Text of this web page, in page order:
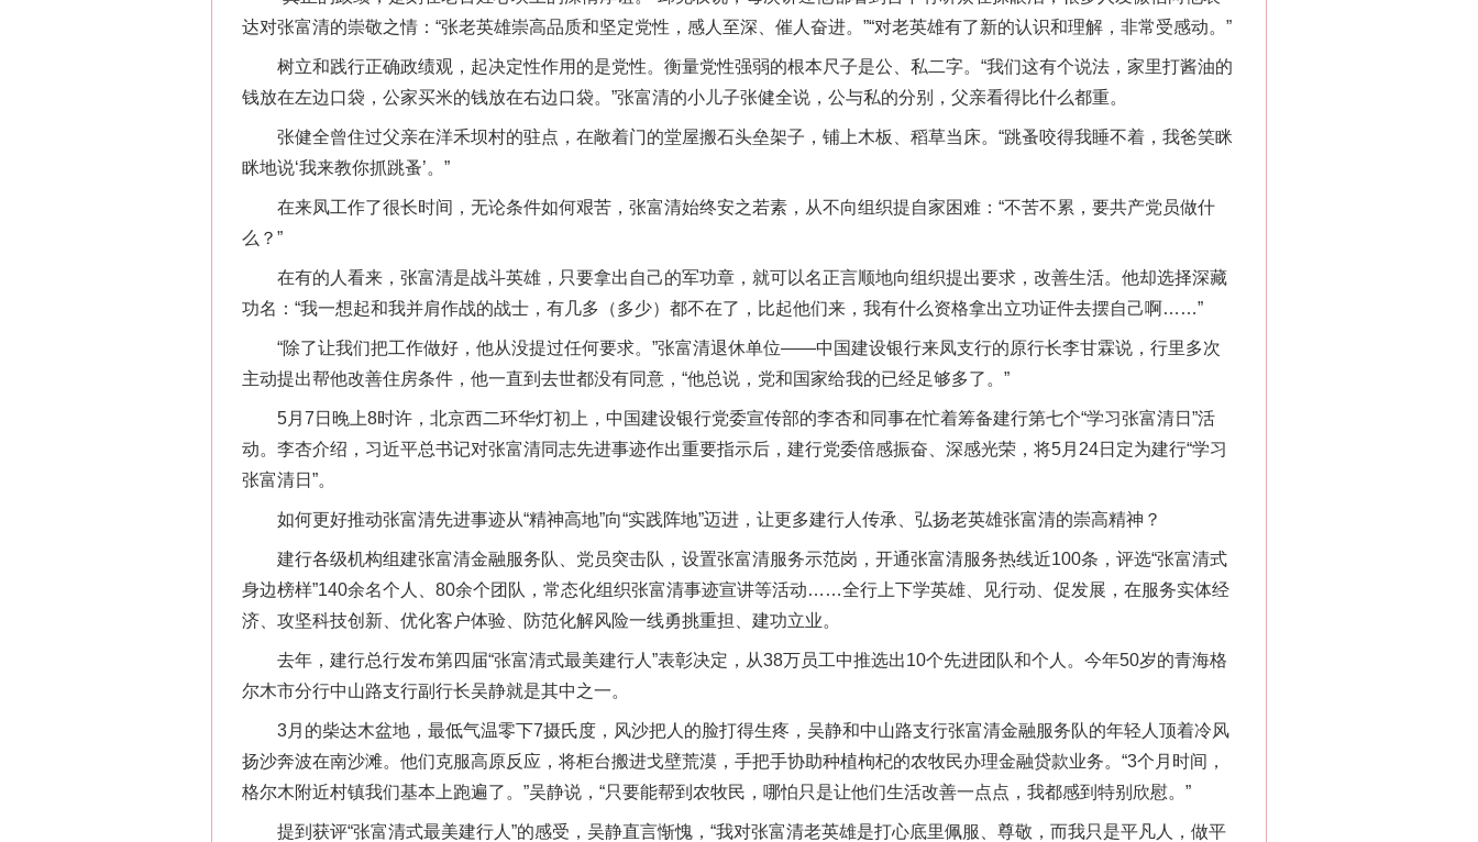
达对张富清的崇敬之情：“张老英雄崇高品质和坚定党性，感人至深、催人奋进。”“对老英雄有了新的认识和理解，非常受感动。”
树立和践行正确政绩观，起决定性作用的是党性。衡量党性强弱的根本尺子是公、私二字。“我们这有个说法，家里打酱油的
钱放在左边口袋，公家买米的钱放在右边口袋。”张富清的小儿子张健全说，公与私的分别，父亲看得比什么都重。
张健全曾住过父亲在洋禾坝村的驻点，在敞着门的堂屋搬石头垒架子，铺上木板、稻草当床。“跳蚤咬得我睡不着，我爸笑眯
眯地说‘我来教你抓跳蚤’。”
在来凤工作了很长时间，无论条件如何艰苦，张富清始终安之若素，从不向组织提自家困难：“不苦不累，要共产党员做什
么？”
在有的人看来，张富清是战斗英雄，只要拿出自己的军功章，就可以名正言顺地向组织提出要求，改善生活。他却选择深藏
功名：“我一想起和我并肩作战的战士，有几多（多少）都不在了，比起他们来，我有什么资格拿出立功证件去摆自己啊……”
“除了让我们把工作做好，他从没提过任何要求。”张富清退休单位——中国建设银行来凤支行的原行长李甘霖说，行里多次
主动提出帮他改善住房条件，他一直到去世都没有同意，“他总说，党和国家给我的已经足够多了。”
5月7日晚上8时许，北京西二环华灯初上，中国建设银行党委宣传部的李杏和同事在忙着筹备建行第七个“学习张富清日”活
动。李杏介绍，习近平总书记对张富清同志先进事迹作出重要指示后，建行党委倍感振奋、深感光荣，将5月24日定为建行“学习
张富清日”。
如何更好推动张富清先进事迹从“精神高地”向“实践阵地”迈进，让更多建行人传承、弘扬老英雄张富清的崇高精神？
建行各级机构组建张富清金融服务队、党员突击队，设置张富清服务示范岗，开通张富清服务热线近100条，评选“张富清式
身边榜样”140余名个人、80余个团队，常态化组织张富清事迹宣讲等活动……全行上下学英雄、见行动、促发展，在服务实体经
济、攻坚科技创新、优化客户体验、防范化解风险一线勇挑重担、建功立业。
去年，建行总行发布第四届“张富清式最美建行人”表彰决定，从38万员工中推选出10个先进团队和个人。今年50岁的青海格
尔木市分行中山路支行副行长吴静就是其中之一。
3月的柴达木盆地，最低气温零下7摄氏度，风沙把人的脸打得生疼，吴静和中山路支行张富清金融服务队的年轻人顶着冷风
扬沙奔波在南沙滩。他们克服高原反应，将柜台搬进戈壁荒漠，手把手协助种植枸杞的农牧民办理金融贷款业务。“3个月时间，
格尔木附近村镇我们基本上跑遍了。”吴静说，“只要能帮到农牧民，哪怕只是让他们生活改善一点点，我都感到特别欣慰。”
提到获评“张富清式最美建行人”的感受，吴静直言惭愧，“我对张富清老英雄是打心底里佩服、尊敬，而我只是平凡人，做平
茶叶“炒上天”
这是一记警钟！ 谢谢有你温暖了四季 法官巧妙执行解纠纷